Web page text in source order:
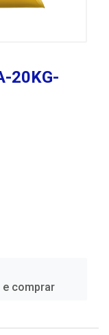
20KG-
comprar